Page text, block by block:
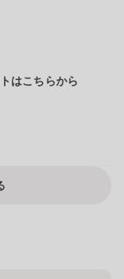
はこちらから